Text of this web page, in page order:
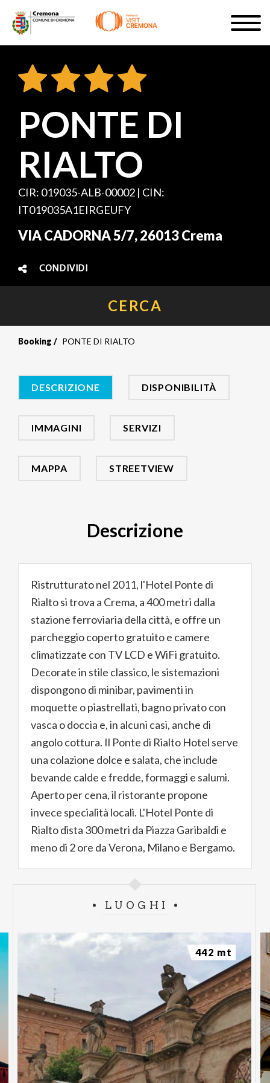
Salta
contenuto
principale
ISCRIVITI
IT
#turismocremona
PONTE DI
RIALTO
CIR: 019035-ALB-00002 | CIN:
IT019035A1EIRGEUFY
VIA CADORNA 5/7, 26013 Crema
CONDIVIDI
CERCA
Booking PONTE DI RIALTO
DESCRIZIONE DISPONIBILITÀ
IMMAGINI SERVIZI
MAPPA STREETVIEW
Descrizione
Ristrutturato nel 2011, l'Hotel Ponte di
Rialto si trova a Crema, a 400 metri dalla
stazione ferroviaria della città, e offre un
parcheggio coperto gratuito e camere
climatizzate con TV LCD e WiFi gratuito.
Decorate in stile classico, le sistemazioni
dispongono di minibar, pavimenti in
moquette o piastrellati, bagno privato con
vasca o doccia e, in alcuni casi, anche di
angolo cottura. Il Ponte di Rialto Hotel serve
una colazione dolce e salata, che include
bevande calde e fredde, formaggi e salumi.
Aperto per cena, il ristorante propone
invece specialità locali. L'Hotel Ponte di
Rialto dista 300 metri da Piazza Garibaldi e
meno di 2 ore da Verona, Milano e Bergamo.
LUOGHI
442 mt